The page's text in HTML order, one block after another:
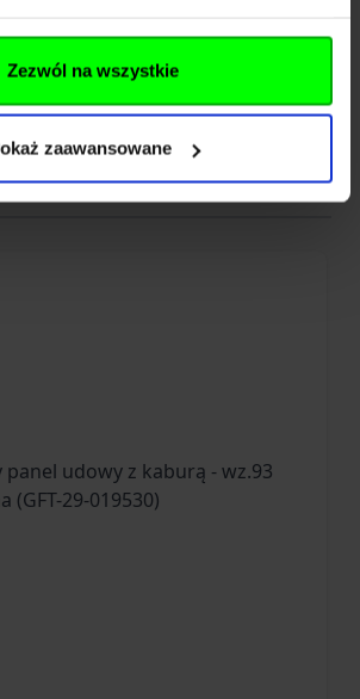
Zezwól na wszystkie
zaawansowane
z GFC TACTICAL